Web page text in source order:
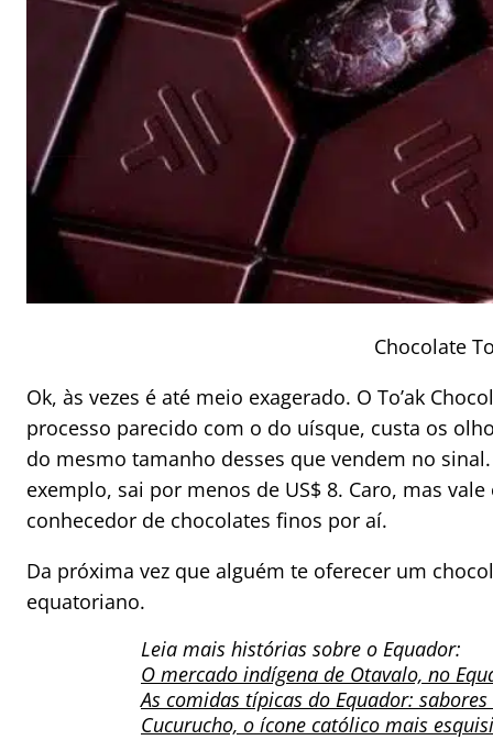
Chocolate
Ok, às vezes é até meio exagerado. O To’ak
processo parecido com o do uísque, custa os
do mesmo tamanho desses que vendem no
exemplo, sai por menos de US$ 8. Caro, mas
conhecedor de chocolates finos por aí.
Da próxima vez que alguém te oferecer um
equatoriano.
Leia mais histórias sobre o Equador:
O mercado indígena de Otavalo, no
As comidas típicas do Equador:
Cucurucho, o ícone católico mais